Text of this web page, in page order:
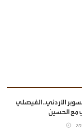
الأردني.. الفيصلي
مع الحسين